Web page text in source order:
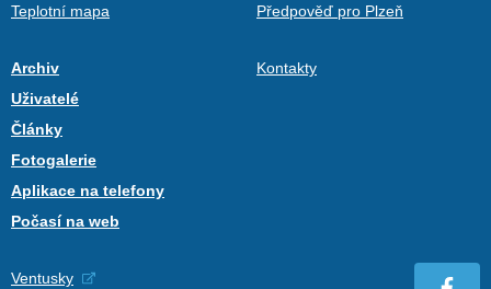
Teplotní mapa
Předpověď pro Plzeň
Archiv
Uživatelé
Články
Fotogalerie
Aplikace na telefony
Počasí na web
Kontakty
Ventusky